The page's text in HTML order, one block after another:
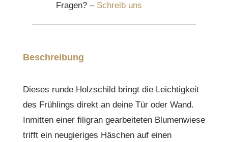
Fragen? – Schreib uns
Beschreibung
Dieses runde Holzschild bringt die Leichtigkeit
des Frühlings direkt an deine Tür oder Wand.
Inmitten einer filigran gearbeiteten Blumenwiese
trifft ein neugieriges Häschen auf einen